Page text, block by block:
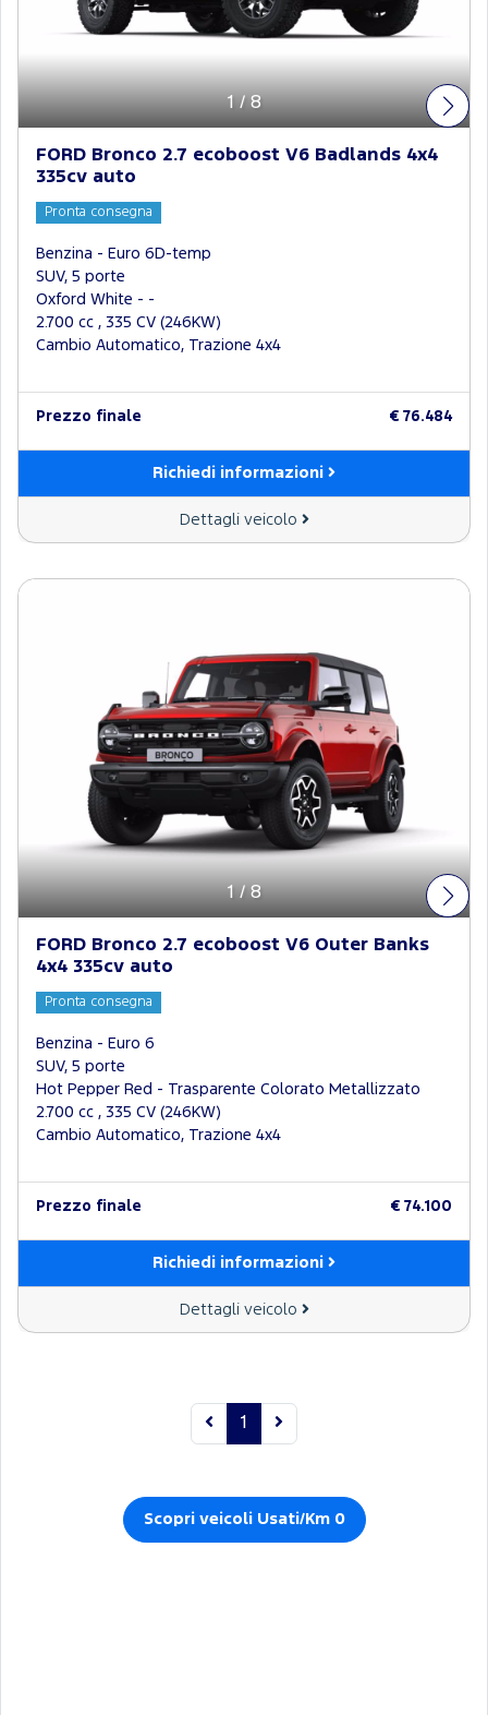
1/ 8
FORD Bronco 2.7 ecoboost V6 Badlands 4x4
335cv auto
Pronta consegna
Benzina - Euro 6D-temp
SUV, 5 porte
Oxford White - -
2.700 cc , 335 CV (246KW)
Cambio Automatico, Trazione 4x4
Prezzo finale € 76.484
Richiedi informazioni
Dettagli veicolo
1 / 8
FORD Bronco 2.7 ecoboost V6 Outer Banks
4x4 335cv auto
Pronta consegna
Benzina - Euro 6
SUV, 5 porte
Hot Pepper Red - Trasparente Colorato Metallizzato
2.700 cc , 335 CV (246KW)
Cambio Automatico, Trazione 4x4
Prezzo finale € 74.100
Richiedi informazioni
Dettagli veicolo
1
Scopri veicoli Usati/Km 0